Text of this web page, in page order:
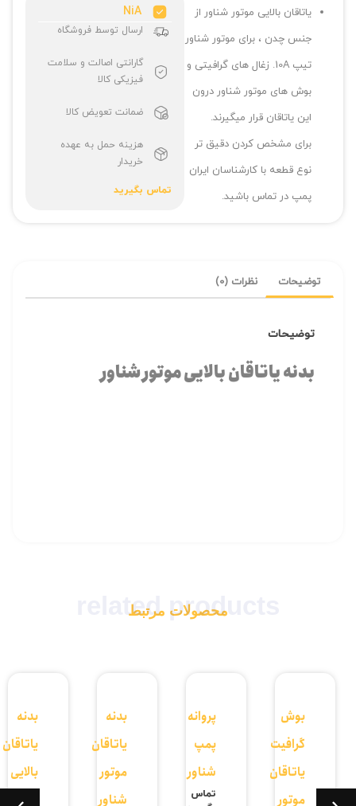
یاتاقان بالایی موتور شناور از
جنس چدن ، برای موتور شناور
تیپ 10A. زغال های گرافیتی و
بوش های موتور شناور درون
این یاتاقان قرار میگیرند.
برای مشخص کردن دقیق تر
نوع قطعه با کارشناسان ایران
پمپ در تماس باشید.
NiA
ارسال توسط فروشگاه
گارانتی اصالت و سلامت
فیزیکی کالا
ضمانت تعویض کالا
هزینه حمل به عهده
خریدار
تماس بگیرید
توضیحات نظرات (0)
توضیحات
بدنه یاتاقان بالایی موتور شناور
related products
محصولات مرتبط
بوش
گرافیت
یاتاقان
موتور
پروانه
پمپ
شناور
تماس
بدنه
یاتاقان
موتور
شناور
بدنه
یاتاقان
بالایی
موتور